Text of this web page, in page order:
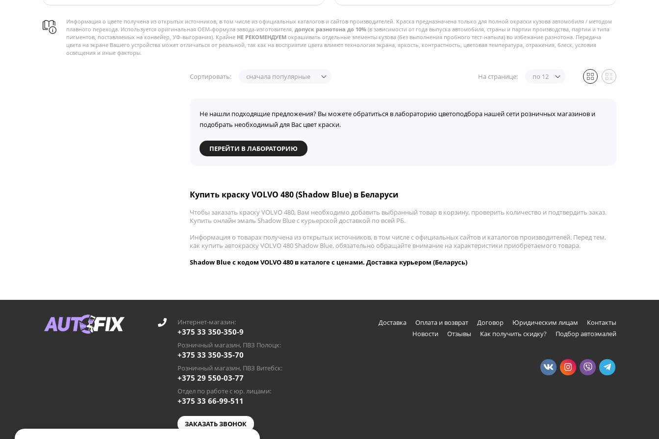
Информация о цвете получена из открытых источников, в том числе из официальных каталогов и сайтов производителей. Краска предназначена только для полной окраски кузова автомобиля / методом
плавного перехода. Используется оригинальная OEM-формула завода-изготовителя, допуск разнотона до 10% (в зависимости от года выпуска автомобиля, страны и партии производства, партии и типа
пигментов, поставляемых на конвейер, УФ-выгорания). Крайне НЕ РЕКОМЕНДУЕМ окрашивать отдельные элементы кузова (без выполнения пробного тест-напыла) во избежание разнотона. Передача
цвета на экране Вашего устройства может отличаться от реальной, так как на восприятие цвета влияют технология экрана, яркость, контрастность, цветовая температура, отражения, блеск, условия
освещения и иные факторы.
Сортировать: сначала популярные На странице: по 12
Не нашли подходящие предложения? Вы можете обратиться в лабораторию цветоподбора нашей сети розничных магазинов и
подобрать необходимый для Вас цвет краски.
ПЕРЕЙТИ В ЛАБОРАТОРИЮ
Купить краску VOLVO 480 (Shadow Blue) в Беларуси
Чтобы заказать краску VOLVO 480, Вам необходимо добавить выбранный товар в корзину, проверить количество и подтвердить заказ.
Купить онлайн эмаль Shadow Blue с курьерской доставкой по всей РБ.
Информация о товарах получена из открытых источников, в том числе с официальных сайтов и каталогов производителей. Перед тем,
как купить автокраску VOLVO 480 Shadow Blue, обязательно обращайте внимание на характеристики приобретаемого товара.
Shadow Blue с кодом VOLVO 480 в каталоге с ценами. Доставка курьером (Беларусь)
Интернет-магазин:
+375 33 350-350-9
Розничный магазин, ПВЗ Полоцк:
+375 33 350-35-70
Розничный магазин, ПВЗ Витебск:
+375 29 550-03-77
Отдел по работе с юр. лицами:
+375 33 66-99-511
ЗАКАЗАТЬ ЗВОНОК
Доставка Оплата и возврат Договор Юридическим лицам
Контакты
Новости
Отзывы Как получить скидку? Подбор автоэмалей